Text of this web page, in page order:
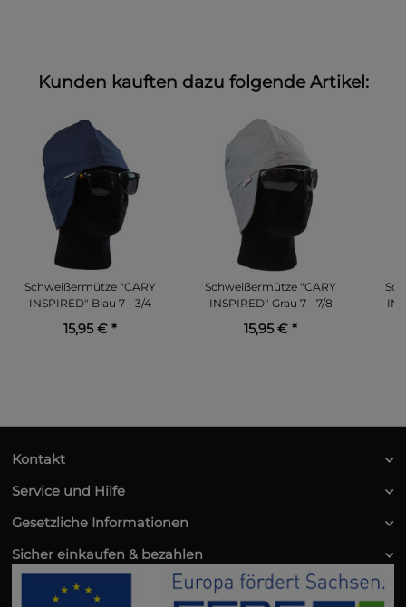
Kunden kauften dazu folgende Artikel:
Schweißermütze "CARY
INSPIRED" Blau 7 - 3/4
15,95 € *
Schweißermütze "CARY
INSPIRED" Grau 7 - 7/8
15,95 € *
Kontakt
Service und Hilfe
Gesetzliche Informationen
Sicher einkaufen & bezahlen